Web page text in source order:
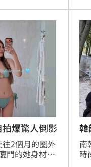
父親節送會拉筋的按摩椅 爸爸「筋歡喜」 18:00
健食品要注意 13:00
方品牌齊聚 11:00
命覺醒！
高陽市
不過全場最
，她祭出幾
後迅速社群
五
網
爆驚人倒影
2個月的圈外
門的她身材姣
韓
南
時